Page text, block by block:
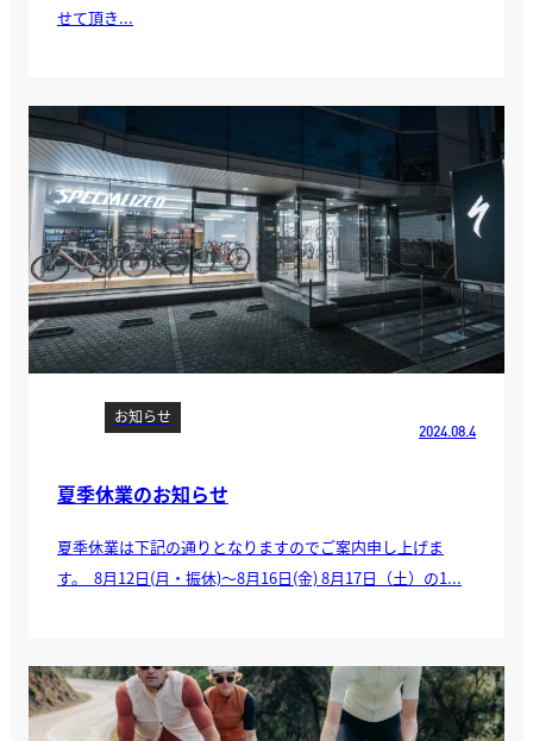
せて頂き...
お知らせ
2024.08.4
夏季休業のお知らせ
夏季休業は下記の通りとなりますのでご案内申し上げま
す。 8月12日(月・振休)～8月16日(金) 8月17日（土）の1...